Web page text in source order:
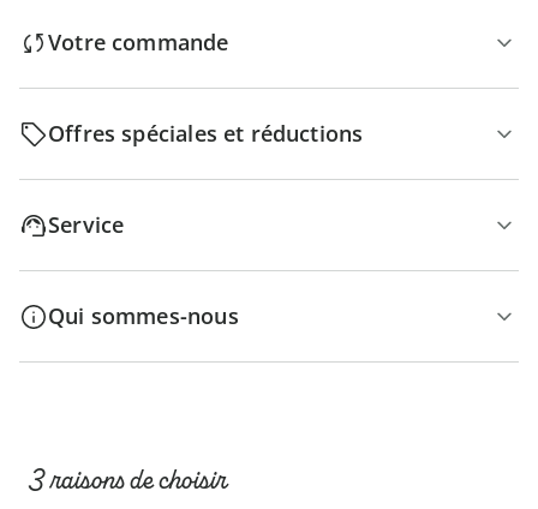
Votre commande
Offres spéciales et réductions
Service
Qui sommes-nous
3 raisons de choisir